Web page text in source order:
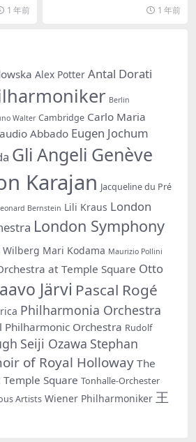
1 年前 1 年前
Alex Potter Antal Dorati
Berlin
Walter Cambridge Carlo Maria
Abbado Eugen Jochum
Gli Angeli Genève
Karajan Jacqueline du Pré
Bernstein Lili Kraus London
London Symphony
Wilberg Mari Kodama Maurizio Pollini
at Temple Square Otto
Järvi Pascal Rogé
Philharmonia Orchestra
Philharmonic Orchestra Rudolf
Seiji Ozawa Stephan
of Royal Holloway The
Square Tonhalle-Orchester
Artists Wiener Philharmoniker 王